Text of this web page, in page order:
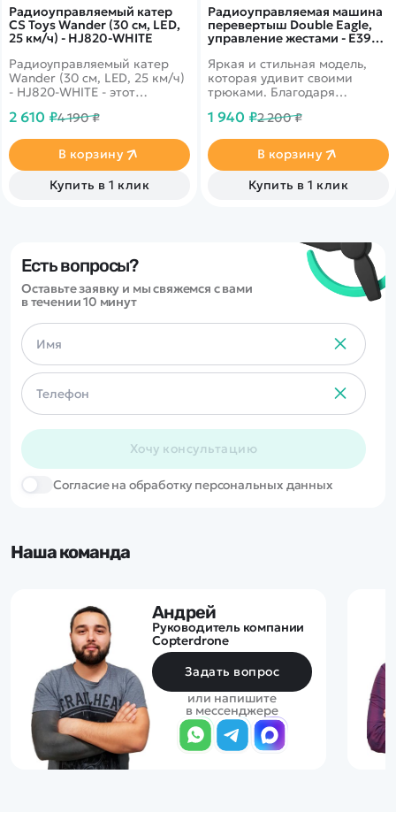
Радиоуправляемый катер
CS Toys Wander (30 см, LED,
25 км/ч) - HJ820-WHITE
Радиоуправляемый катер
Wander (30 см, LED, 25 км/ч)
- HJ820-WHITE - этот
несмотря на свой небольшой
максимальной скорости 25
км/ч, благодаря мощному
коллекторному
электродвигателю!
2 610 ₽4 190 ₽
В корзину
Купить в 1 клик
Радиоуправляемая машина
перевертыш Double Eagle,
управление жестами - E392-
Яркая и стильная модель,
которая удивит своими
трюками. Благодаря
может трансформироваться,
продолжать движение. А так
же предусмотрено
управление жестами.
1 940 ₽2 200 ₽
В корзину
Купить в 1 клик
Есть вопросы?
Оставьте заявку и мы свяжемся с вами
в течении 10 минут
Хочу консультацию
Cогласие на обработку персональных данных
Наша команда
Андрей
Руководитель компании
Copterdrone
Задать вопрос
или напишите
в мессенджере